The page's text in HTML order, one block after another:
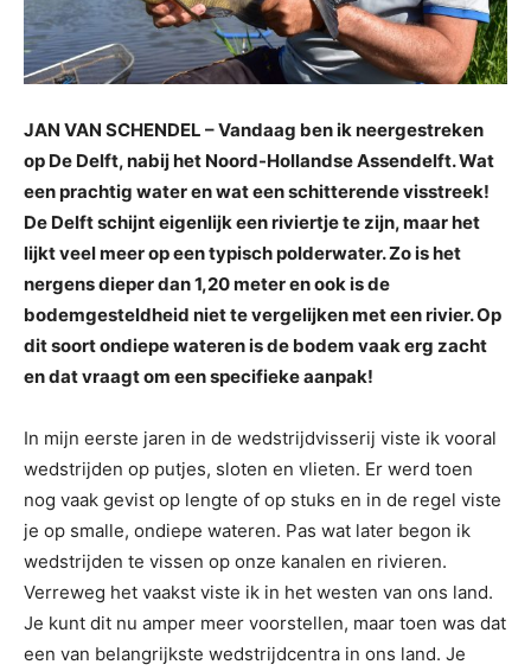
JAN VAN SCHENDEL – Vandaag ben ik neergestreken
op De Delft, nabij het Noord-Hollandse Assendelft. Wat
een prachtig water en wat een schitterende visstreek!
De Delft schijnt eigenlijk een riviertje te zijn, maar het
lijkt veel meer op een typisch polderwater. Zo is het
nergens dieper dan 1,20 meter en ook is de
bodemgesteldheid niet te vergelijken met een rivier. Op
dit soort ondiepe wateren is de bodem vaak erg zacht
en dat vraagt om een specifieke aanpak!
In mijn eerste jaren in de wedstrijdvisserij viste ik vooral
wedstrijden op putjes, sloten en vlieten. Er werd toen
nog vaak gevist op lengte of op stuks en in de regel viste
je op smalle, ondiepe wateren. Pas wat later begon ik
wedstrijden te vissen op onze kanalen en rivieren.
Verreweg het vaakst viste ik in het westen van ons land.
Je kunt dit nu amper meer voorstellen, maar toen was dat
een van belangrijkste wedstrijdcentra in ons land. Je